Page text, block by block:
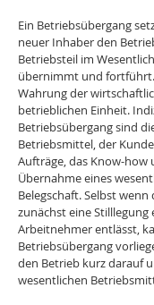
Ein Betriebsübergang
neuer Inhaber den
Betriebsteil im
übernimmt und
Wahrung der
betrieblichen Einheit.
Betriebsübergang sind
Betriebsmittel, der
Aufträge, das Know-how
Übernahme eines
Belegschaft. Selbst
zunächst eine Stilllegung
Arbeitnehmer entlässt,
Betriebsübergang
den Betrieb kurz darauf
wesentlichen